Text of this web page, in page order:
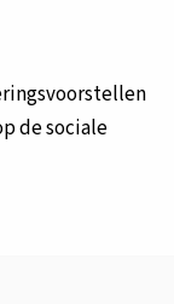
de sociale